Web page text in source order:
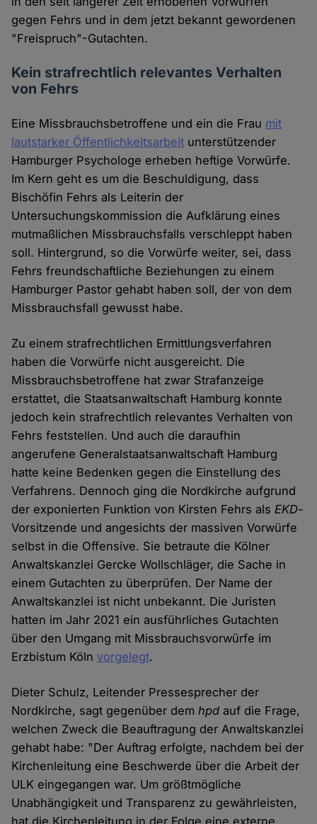
gegen Fehrs und in dem jetzt bekannt gewordenen
"Freispruch"-Gutachten.
Kein strafrechtlich relevantes Verhalten
von Fehrs
Eine Missbrauchsbetroffene und ein die Frau mit
lautstarker Öffentlichkeitsarbeit unterstützender
Hamburger Psychologe erheben heftige Vorwürfe.
Im Kern geht es um die Beschuldigung, dass
Bischöfin Fehrs als Leiterin der
Untersuchungskommission die Aufklärung eines
mutmaßlichen Missbrauchsfalls verschleppt haben
soll. Hintergrund, so die Vorwürfe weiter, sei, dass
Fehrs freundschaftliche Beziehungen zu einem
Hamburger Pastor gehabt haben soll, der von dem
Missbrauchsfall gewusst habe.
Zu einem strafrechtlichen Ermittlungsverfahren
haben die Vorwürfe nicht ausgereicht. Die
Missbrauchsbetroffene hat zwar Strafanzeige
erstattet, die Staatsanwaltschaft Hamburg konnte
jedoch kein strafrechtlich relevantes Verhalten von
Fehrs feststellen. Und auch die daraufhin
angerufene Generalstaatsanwaltschaft Hamburg
hatte keine Bedenken gegen die Einstellung des
Verfahrens. Dennoch ging die Nordkirche aufgrund
der exponierten Funktion von Kirsten Fehrs alsEKD-
Vorsitzende und angesichts der massiven Vorwürfe
selbst in die Offensive. Sie betraute die Kölner
Anwaltskanzlei Gercke Wollschläger, die Sache in
einem Gutachten zu überprüfen. Der Name der
Anwaltskanzlei ist nicht unbekannt. Die Juristen
hatten im Jahr 2021 ein ausführliches Gutachten
über den Umgang mit Missbrauchsvorwürfe im
Erzbistum Kölnvorgelegt.
Dieter Schulz, Leitender Pressesprecher der
Nordkirche, sagt gegenüber demhpd auf die Frage,
welchen Zweck die Beauftragung der Anwaltskanzlei
gehabt habe: "Der Auftrag erfolgte, nachdem bei der
Kirchenleitung eine Beschwerde über die Arbeit der
ULK eingegangen war. Um größtmögliche
Unabhängigkeit und Transparenz zu gewährleisten,